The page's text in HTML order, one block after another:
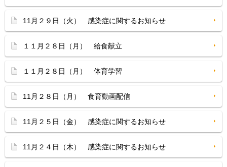
11月２９日（火） 感染症に関するお知らせ
１１月２８日（月） 給食献立
１１月２８日（月） 体育学習
11月２８日（月） 食育動画配信
11月２５日（金） 感染症に関するお知らせ
11月２４日（木） 感染症に関するお知らせ